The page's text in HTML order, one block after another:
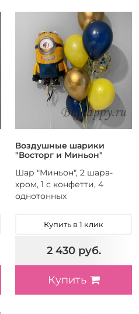
Воздушные шарики
"Восторг и Миньон"
Шар "Миньон", 2 шара-
хром, 1 с конфетти, 4
однотонных
Купить в 1 клик
2 430 руб.
Купить